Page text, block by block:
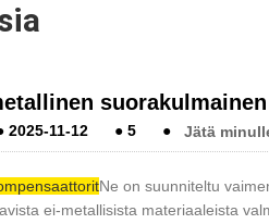
2025-11-12 ●5 ● Jätä
Ne on suunniteltu
ei-metallisista materiaaleista